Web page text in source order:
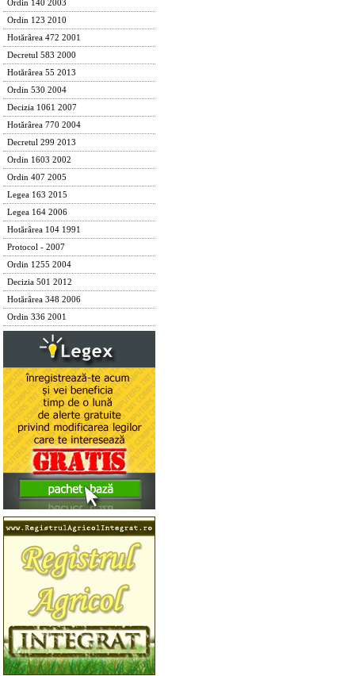
Ordin 140 2003
Ordin 123 2010
Hotărârea 472 2001
Decretul 583 2000
Hotărârea 55 2013
Ordin 530 2004
Decizia 1061 2007
Hotărârea 770 2004
Decretul 299 2013
Ordin 1603 2002
Ordin 407 2005
Legea 163 2015
Legea 164 2006
Hotărârea 104 1991
Protocol - 2007
Ordin 1255 2004
Decizia 501 2012
Hotărârea 348 2006
Ordin 336 2001